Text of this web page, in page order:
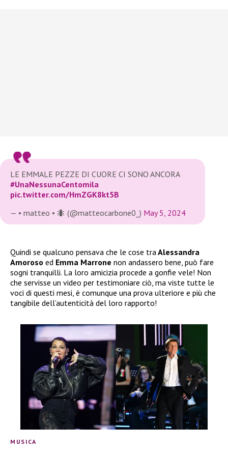
LE EMMALE PEZZE DI CUORE CI SONO ANCORA
#UnaNessunaCentomila
pic.twitter.com/HmZGK8kt5B
— • matteo • 🐜 (@matteocarbone0_) May 5, 2024
Quindi se qualcuno pensava che le cose traAlessandra
Amoroso ed Emma Marrone non andassero bene, può fare
sogni tranquilli. La loro amicizia procede a gonfie vele! Non
che servisse un video per testimoniare ciò, ma viste tutte le
voci di questi mesi, è comunque una prova ulteriore e più che
tangibile dell’autenticità del loro rapporto!
MUSICA